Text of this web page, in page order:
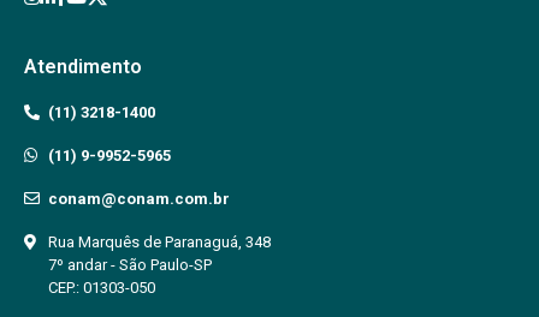
Atendimento
(11) 3218-1400
(11) 9-9952-5965
conam@conam.com.br
Rua Marquês de Paranaguá, 348
7º andar - São Paulo-SP
CEP.: 01303-050